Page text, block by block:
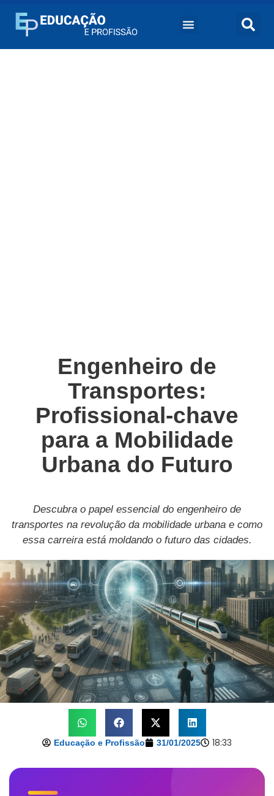
Engenheiro de
Transportes:
Profissional-chave
para a Mobilidade
Urbana do Futuro
Descubra o papel essencial do engenheiro de
transportes na revolução da mobilidade urbana e como
essa carreira está moldando o futuro das cidades.
Educação e Profissão 31/01/2025 18:33